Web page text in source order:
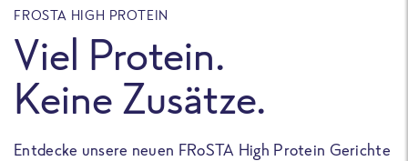
FROSTA HIGH PROTEIN
Viel Protein.
Keine Zusätze.
Entdecke unsere neuen FRoSTA High Protein Gerichte